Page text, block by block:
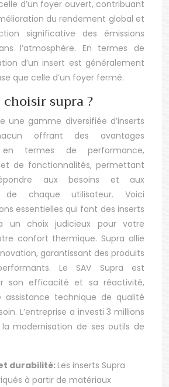
d’un foyer ouvert, contribuant
du rendement global et
significative des émissions
l’atmosphère. En termes de
d’un insert est généralement
que celle d’un foyer fermé.
supra ?
une gamme diversifiée d’inserts
offrant des avantages
en termes de performance,
et de fonctionnalités, permettant
aux besoins et aux
de chaque utilisateur. Voici
essentielles qui font des inserts
un choix judicieux pour votre
confort thermique. Supra allie
garantissant des produits
Le SAV Supra est
son efficacité et sa réactivité,
assistance technique de qualité
L’entreprise a investi 3 millions
la modernisation de ses outils de
durabilité:Les inserts Supra
à partir de matériaux